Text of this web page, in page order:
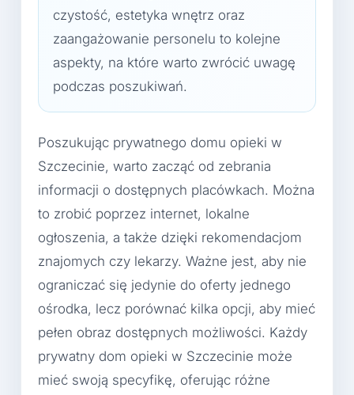
czystość, estetyka wnętrz oraz
zaangażowanie personelu to kolejne
aspekty, na które warto zwrócić uwagę
podczas poszukiwań.
Poszukując prywatnego domu opieki w
Szczecinie, warto zacząć od zebrania
informacji o dostępnych placówkach. Można
to zrobić poprzez internet, lokalne
ogłoszenia, a także dzięki rekomendacjom
znajomych czy lekarzy. Ważne jest, aby nie
ograniczać się jedynie do oferty jednego
ośrodka, lecz porównać kilka opcji, aby mieć
pełen obraz dostępnych możliwości. Każdy
prywatny dom opieki w Szczecinie może
mieć swoją specyfikę, oferując różne